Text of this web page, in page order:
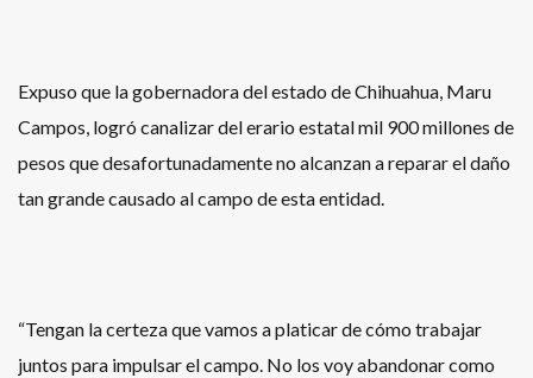
Expuso que la gobernadora del estado de Chihuahua, Maru
Campos, logró canalizar del erario estatal mil 900 millones de
pesos que desafortunadamente no alcanzan a reparar el daño
tan grande causado al campo de esta entidad.
“Tengan la certeza que vamos a platicar de cómo trabajar
juntos para impulsar el campo. No los voy abandonar como